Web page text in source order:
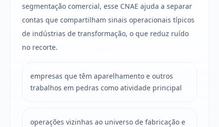
segmentação comercial, esse CNAE ajuda a separar
contas que compartilham sinais operacionais típicos
de indústrias de transformação, o que reduz ruído
no recorte.
empresas que têm aparelhamento e outros
trabalhos em pedras como atividade principal
operações vizinhas ao universo de fabricação e